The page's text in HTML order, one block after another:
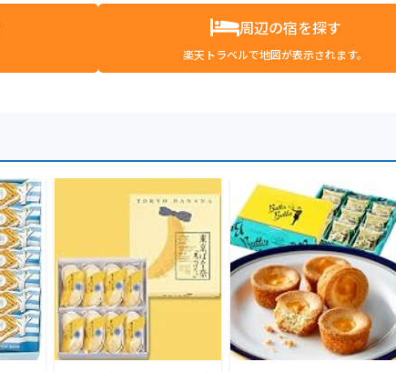
周辺の宿を探す
楽天トラベルで地図が表示されます。